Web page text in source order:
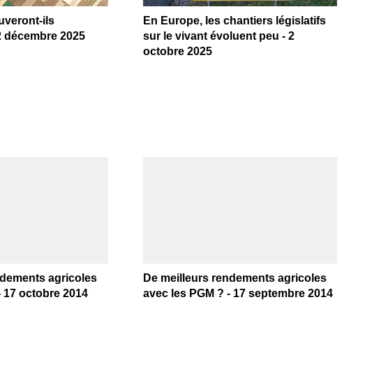
ils
décembre 2025
En Europe, les chantiers législatifs
sur le vivant évoluent peu - 2
octobre 2025
agricoles
17 octobre 2014
De meilleurs rendements agricoles
avec les PGM ? - 17 septembre 2014